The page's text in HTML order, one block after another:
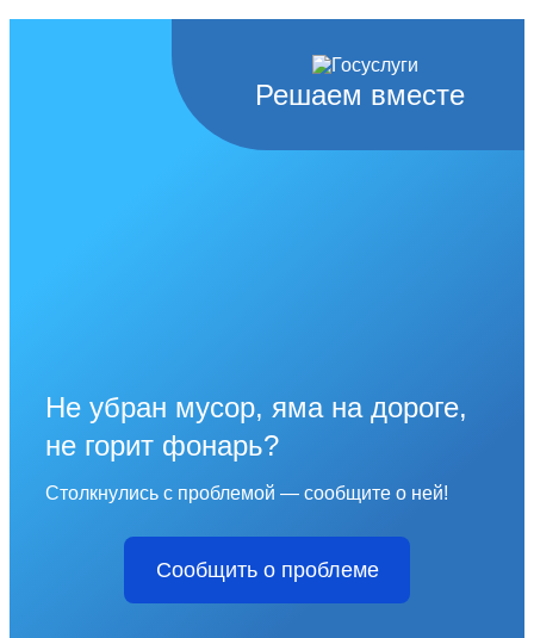
Решаем вместе
Не убран мусор, яма на дороге,
не горит фонарь?
Столкнулись с проблемой — сообщите о ней!
Сообщить о проблеме